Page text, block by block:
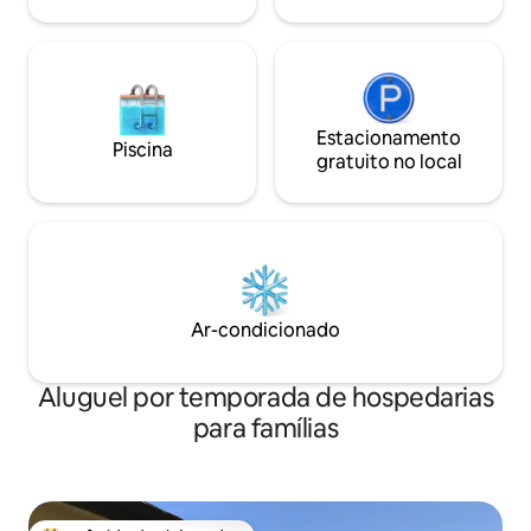
Piscina
Estacionamento
gratuito no local
Ar-condicionado
Aluguel por temporada de hospedarias
para famílias